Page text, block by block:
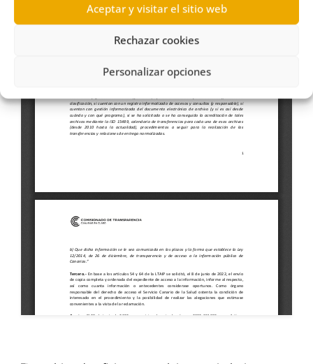
Aceptar y visitar el sitio web
Rechazar cookies
Personalizar opciones